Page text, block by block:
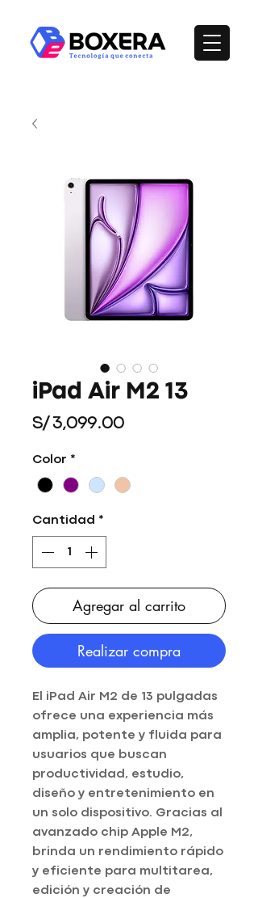
iPad Air M2 13
S/ 3,099.00Precio
Color *
Cantidad *
Agregar al carrito
Realizar compra
El iPad Air M2 de 13 pulgadas
ofrece una experiencia más
amplia, potente y fluida para
usuarios que buscan
productividad, estudio,
diseño y entretenimiento en
un solo dispositivo. Gracias al
avanzado chip Apple M2,
brinda un rendimiento rápido
y eficiente para multitarea,
edición y creación de